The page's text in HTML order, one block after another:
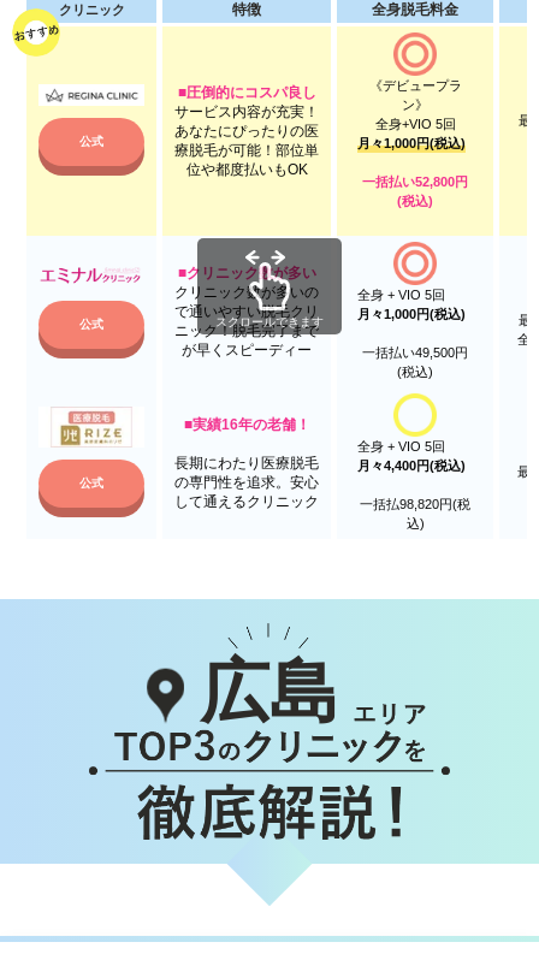
クリニック 特徴 全身脱毛料金
公式
■圧倒的にコスパ良し
サービス内容が充実！
あなたにぴったりの医
療脱毛が可能！部位単
位や都度払いもOK
《デビュープラ
ン》
全身+VIO 5回
月々1,000円(税込)
一括払い52,800円
(税込)
最
公式
■クリニック数が多い
クリニック数が多いの
で通いやすい脱毛クリ
ニック！脱毛完了まで
が早くスピーディー
全身 + VIO 5回
月々1,000円(税込)
一括払い49,500円
(税込)
最
全
公式
■実績16年の老舗！
長期にわたり医療脱毛
の専門性を追求。安心
して通えるクリニック
全身 + VIO 5回
月々4,400円(税込)
一括払98,820円(税
込)
最
広島